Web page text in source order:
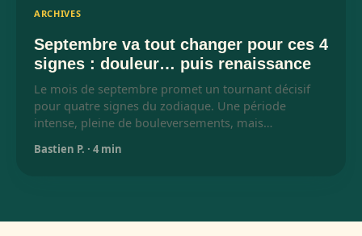
ARCHIVES
Septembre va tout changer pour ces 4
signes : douleur… puis renaissance
Le mois de septembre promet un tournant décisif
pour quatre signes du zodiaque. Une période
intense, pleine de bouleversements, mais…
Bastien P. · 4 min